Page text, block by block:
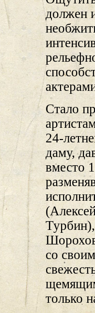
должен
Стало
24-
даму,
вместо
со
только